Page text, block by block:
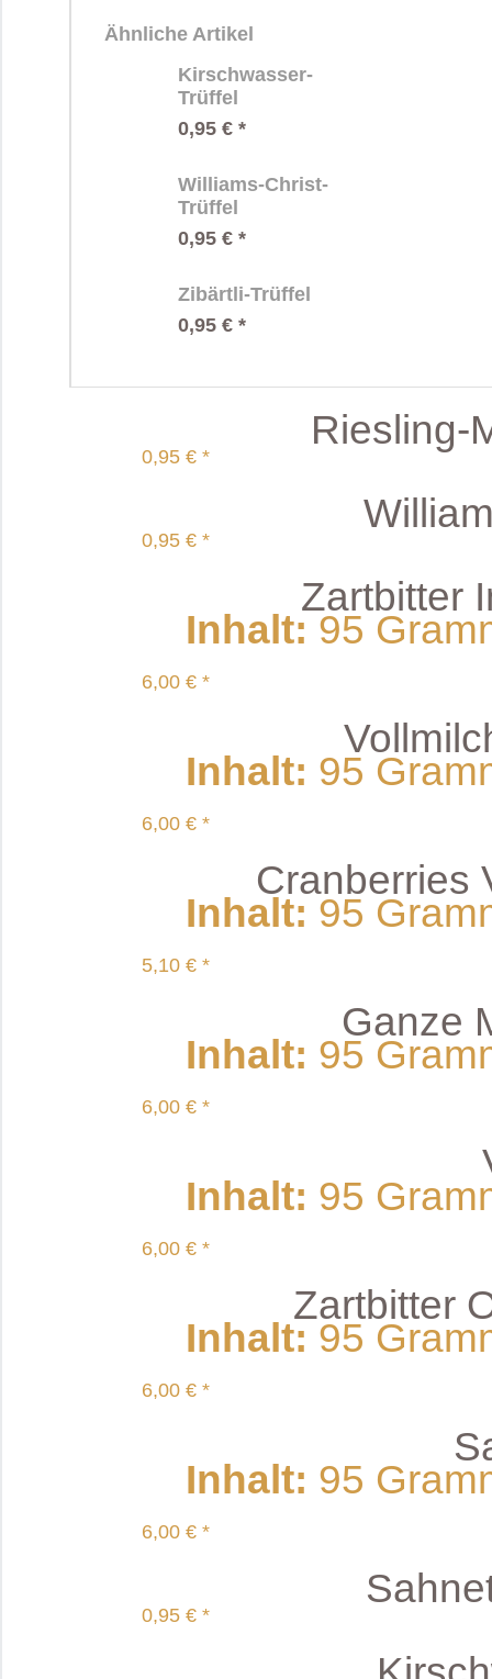
Ähnliche Artikel
Kirschwasser-
Trüffel
0,95 € *
Williams-Christ-
Trüffel
0,95 € *
Zibärtli-Trüffel
0,95 € *
Riesling-
0,95 € *
0,95 € *
Zartbitter
Inhalt: 95
6,00 € *
Inhalt: 95
6,00 € *
Cranberries
Inhalt: 95
5,10 € *
Ganze
Inhalt: 95
6,00 € *
Inhalt: 95
6,00 € *
Zartbitter
Inhalt: 95
6,00 € *
Inhalt: 95
6,00 € *
0,95 € *